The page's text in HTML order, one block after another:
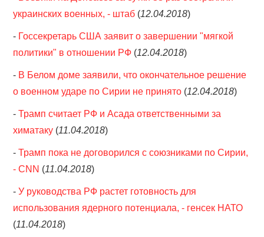
украинских военных, - штаб (12.04.2018)
- Госсекретарь США заявит о завершении "мягкой
политики" в отношении РФ (12.04.2018)
- В Белом доме заявили, что окончательное решение
о военном ударе по Сирии не принято (12.04.2018)
-Трамп считает РФ и Асада ответственными за
химатаку (11.04.2018)
-Трамп пока не договорился с союзниками по Сирии,
- CNN (11.04.2018)
-У руководства РФ растет готовность для
использования ядерного потенциала, - генсек НАТО
(11.04.2018)